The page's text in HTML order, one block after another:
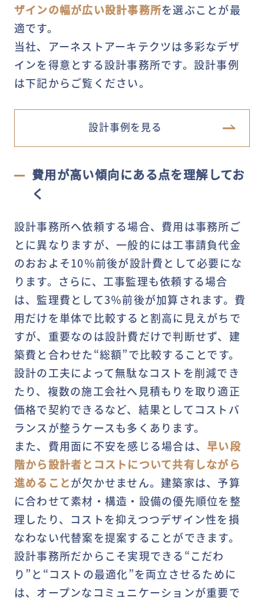
ザインの幅が広い設計事務所を選ぶことが最
適です。
当社、アーネストアーキテクツは多彩なデザ
インを得意とする設計事務所です。設計事例
は下記からご覧ください。
設計事例を見る
費用が高い傾向にある点を理解してお
く
設計事務所へ依頼する場合、費用は事務所ご
とに異なりますが、一般的には工事請負代金
のおおよそ10％前後が設計費として必要にな
ります。さらに、工事監理も依頼する場合
は、監理費として3％前後が加算されます。費
用だけを単体で比較すると割高に見えがちで
すが、重要なのは設計費だけで判断せず、建
築費と合わせた“総額”で比較することです。
設計の工夫によって無駄なコストを削減でき
たり、複数の施工会社へ見積もりを取り適正
価格で契約できるなど、結果としてコストバ
ランスが整うケースも多くあります。
また、費用面に不安を感じる場合は、 早い段
階から設計者とコストについて共有しながら
進めることが欠かせません。建築家は、予算
に合わせて素材・構造・設備の優先順位を整
理したり、コストを抑えつつデザイン性を損
なわない代替案を提案することができます。
設計事務所だからこそ実現できる“こだわ
り”と“コストの最適化”を両立させるために
は、オープンなコミュニケーションが重要で